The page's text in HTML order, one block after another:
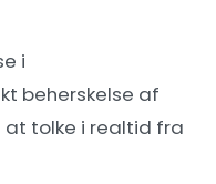
i
beherskelse af
at tolke i realtid fra